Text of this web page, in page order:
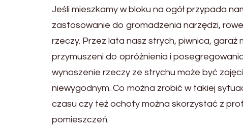
Jeśli mieszkamy w bloku na ogół przypada
zastosowanie do gromadzenia narzędzi,
rzeczy. Przez lata nasz strych, piwnica, garaż
przymuszeni do opróżnienia i
wynoszenie rzeczy ze strychu może być
niewygodnym. Co można zrobić w takiej
czasu czy też ochoty można skorzystać z
pomieszczeń.